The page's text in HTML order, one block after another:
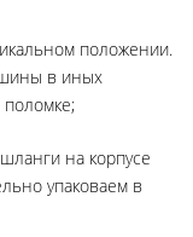
положении.
в иных
на корпусе
упаковаем в